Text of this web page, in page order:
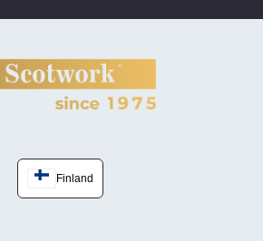
Finland